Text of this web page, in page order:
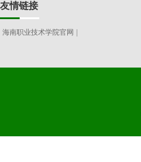
友情链接
海南职业技术学院官网